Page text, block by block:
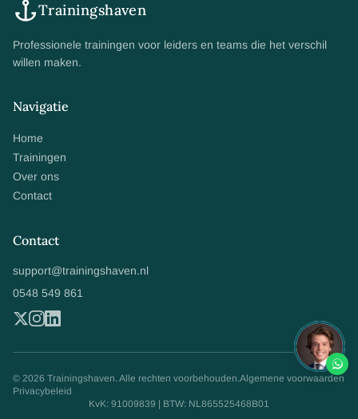
Trainingshaven
Professionele trainingen voor leiders en teams die het verschil
willen maken.
Navigatie
Home
Trainingen
Over ons
Contact
Contact
support@trainingshaven.nl
0548 549 861
© 2026 Trainingshaven. Alle rechten voorbehouden.Algemene voorwaarden
Privacybeleid
KvK: 91009839 | BTW: NL865525468B01